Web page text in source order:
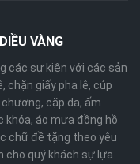
VÀNG
các sự kiện với các sản
chặn giấy pha lê, cúp
cặp da, ấm
khóa, áo mưa đồng hồ
chữ đề tặng theo yêu
cho quý khách sự lựa